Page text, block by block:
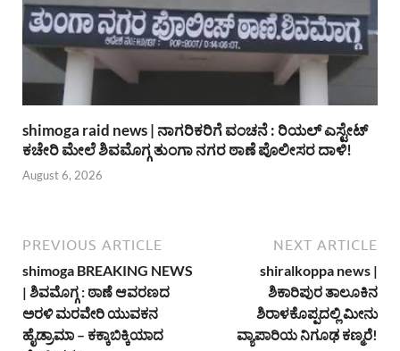
shimoga raid news | ನಾಗರಿಕರಿಗೆ ವಂಚನೆ : ರಿಯಲ್ ಎಸ್ಟೇಟ್
ಕಚೇರಿ ಮೇಲೆ ಶಿವಮೊಗ್ಗ ತುಂಗಾ ನಗರ ಠಾಣೆ ಪೊಲೀಸರ ದಾಳಿ!
August 6, 2026
PREVIOUS ARTICLE
shimoga BREAKING NEWS
| ಶಿವಮೊಗ್ಗ : ಠಾಣೆ ಆವರಣದ
ಅರಳಿ ಮರವೇರಿ ಯುವಕನ
ಹೈಡ್ರಾಮಾ – ಕಕ್ಕಾಬಿಕ್ಕಿಯಾದ
NEXT ARTICLE
shiralkoppa news |
ಶಿಕಾರಿಪುರ ತಾಲೂಕಿನ
ಶಿರಾಳಕೊಪ್ಪದಲ್ಲಿ ಮೀನು
ವ್ಯಾಪಾರಿಯ ನಿಗೂಢ ಕಣ್ಮರೆ!